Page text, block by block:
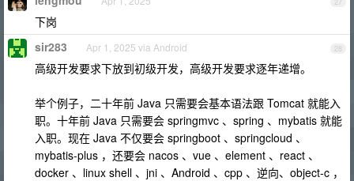
下岗
28
sir283 Apr 1, 2025 via Android
高级开发要求下放到初级开发，高级开发要求逐年递增。
举个例子，二十年前 Java 只需要会基本语法跟 Tomcat 就能入
职。十年前 Java 只需要会 springmvc 、spring 、mybatis 就能
入职。现在 Java 不仅要会 springboot 、springcloud 、
mybatis-plus ，还要会 nacos 、vue 、element 、react 、
docker 、linux shell 、jni 、Android 、cpp 、逆向、object-c ，